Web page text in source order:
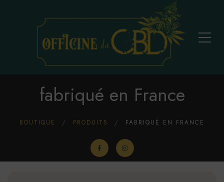
fabriqué en France
BOUTIQUE PRODUITS FABRIQUÉ EN FRANCE